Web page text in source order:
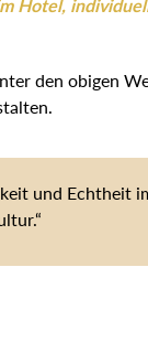
Hotel,
den obigen
und Echtheit